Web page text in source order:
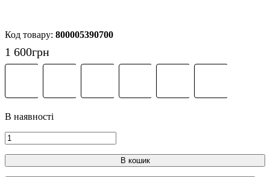
800005390700
1 600грн
В кошик